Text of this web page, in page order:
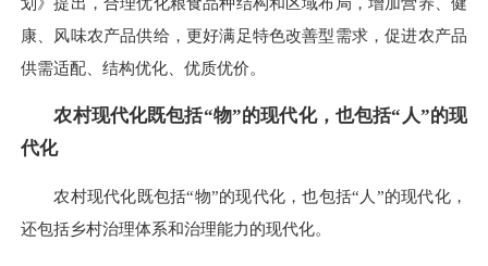
康、风味农产品供给，更好满足特色改善型需求，促进农产品
供需适配、结构优化、优质优价。
农村现代化既包括“物”的现代化，也包括“人”的现
代化
农村现代化既包括“物”的现代化，也包括“人”的现代化，
还包括乡村治理体系和治理能力的现代化。